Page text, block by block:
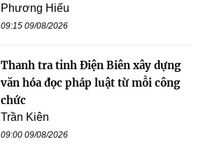
Phương Hiếu
09:15 09/08/2026
Thanh tra tỉnh Điện Biên xây dựng
văn hóa đọc pháp luật từ mỗi công
chức
Trần Kiên
09:00 09/08/2026